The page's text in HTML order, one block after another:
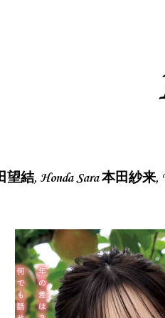
望結, Honda Sara 本田紗来